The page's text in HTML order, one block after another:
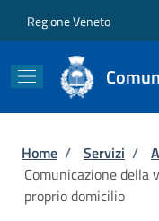
Regione Veneto
Briciole di
Home / Servizi /
Comunicazione della
proprio domicilio